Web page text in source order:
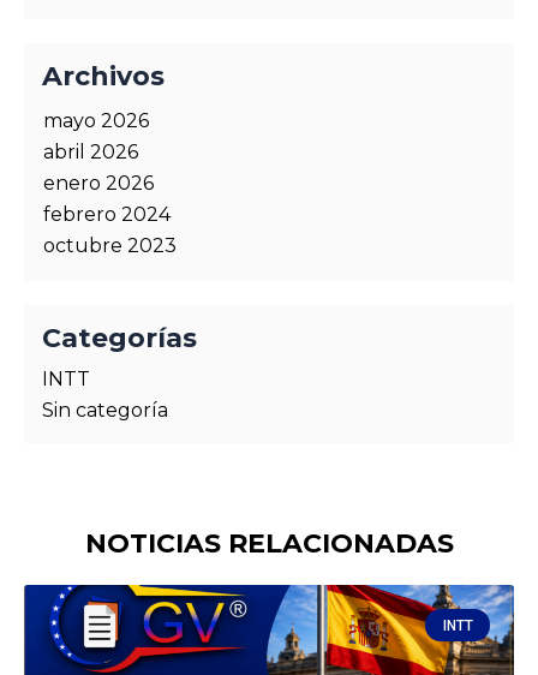
Archivos
mayo 2026
abril 2026
enero 2026
febrero 2024
octubre 2023
Categorías
INTT
Sin categoría
NOTICIAS RELACIONADAS
INTT